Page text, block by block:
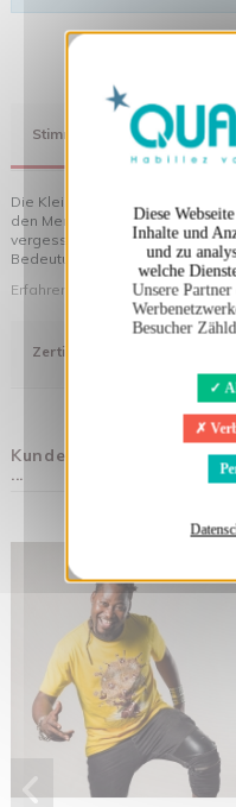
Diese
Inhalte und
und zu
welche
Unsere
Besucher
Stimmung
Die Kleidung von Quat'rues
den Menschen und ihrer
vergessen die originellen
Bedeutung verleihen!
Erfahren Sie mehr über unsere
Zertifizierung
Kunden, die diesen
...